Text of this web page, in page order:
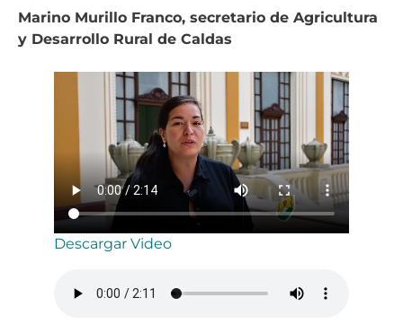
Marino Murillo Franco, secretario de Agricultura
y Desarrollo Rural de Caldas
Descargar Video